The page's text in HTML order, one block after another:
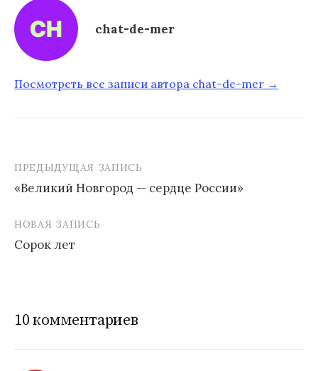
chat-de-mer
Посмотреть все записи автора chat-de-mer →
а
г
ПРЕДЫДУЩАЯ ЗАПИСЬ
«Великий Новгород — сердце России»
НОВАЯ ЗАПИСЬ
Сорок лет
10 комментариев